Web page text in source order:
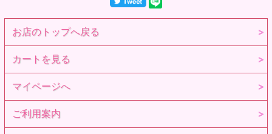
お店のトップへ戻る
カートを見る
マイページへ
ご利用案内